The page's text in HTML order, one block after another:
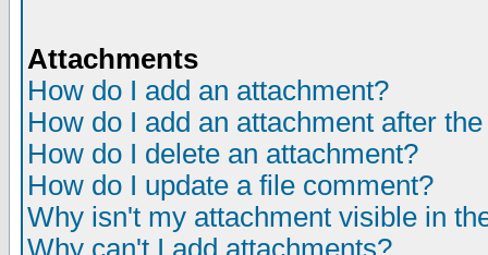
Attachments
How do I add an attachment?
How do I add an attachment after
How do I delete an attachment?
How do I update a file comment?
Why isn't my attachment visible in
Why can't I add attachments?